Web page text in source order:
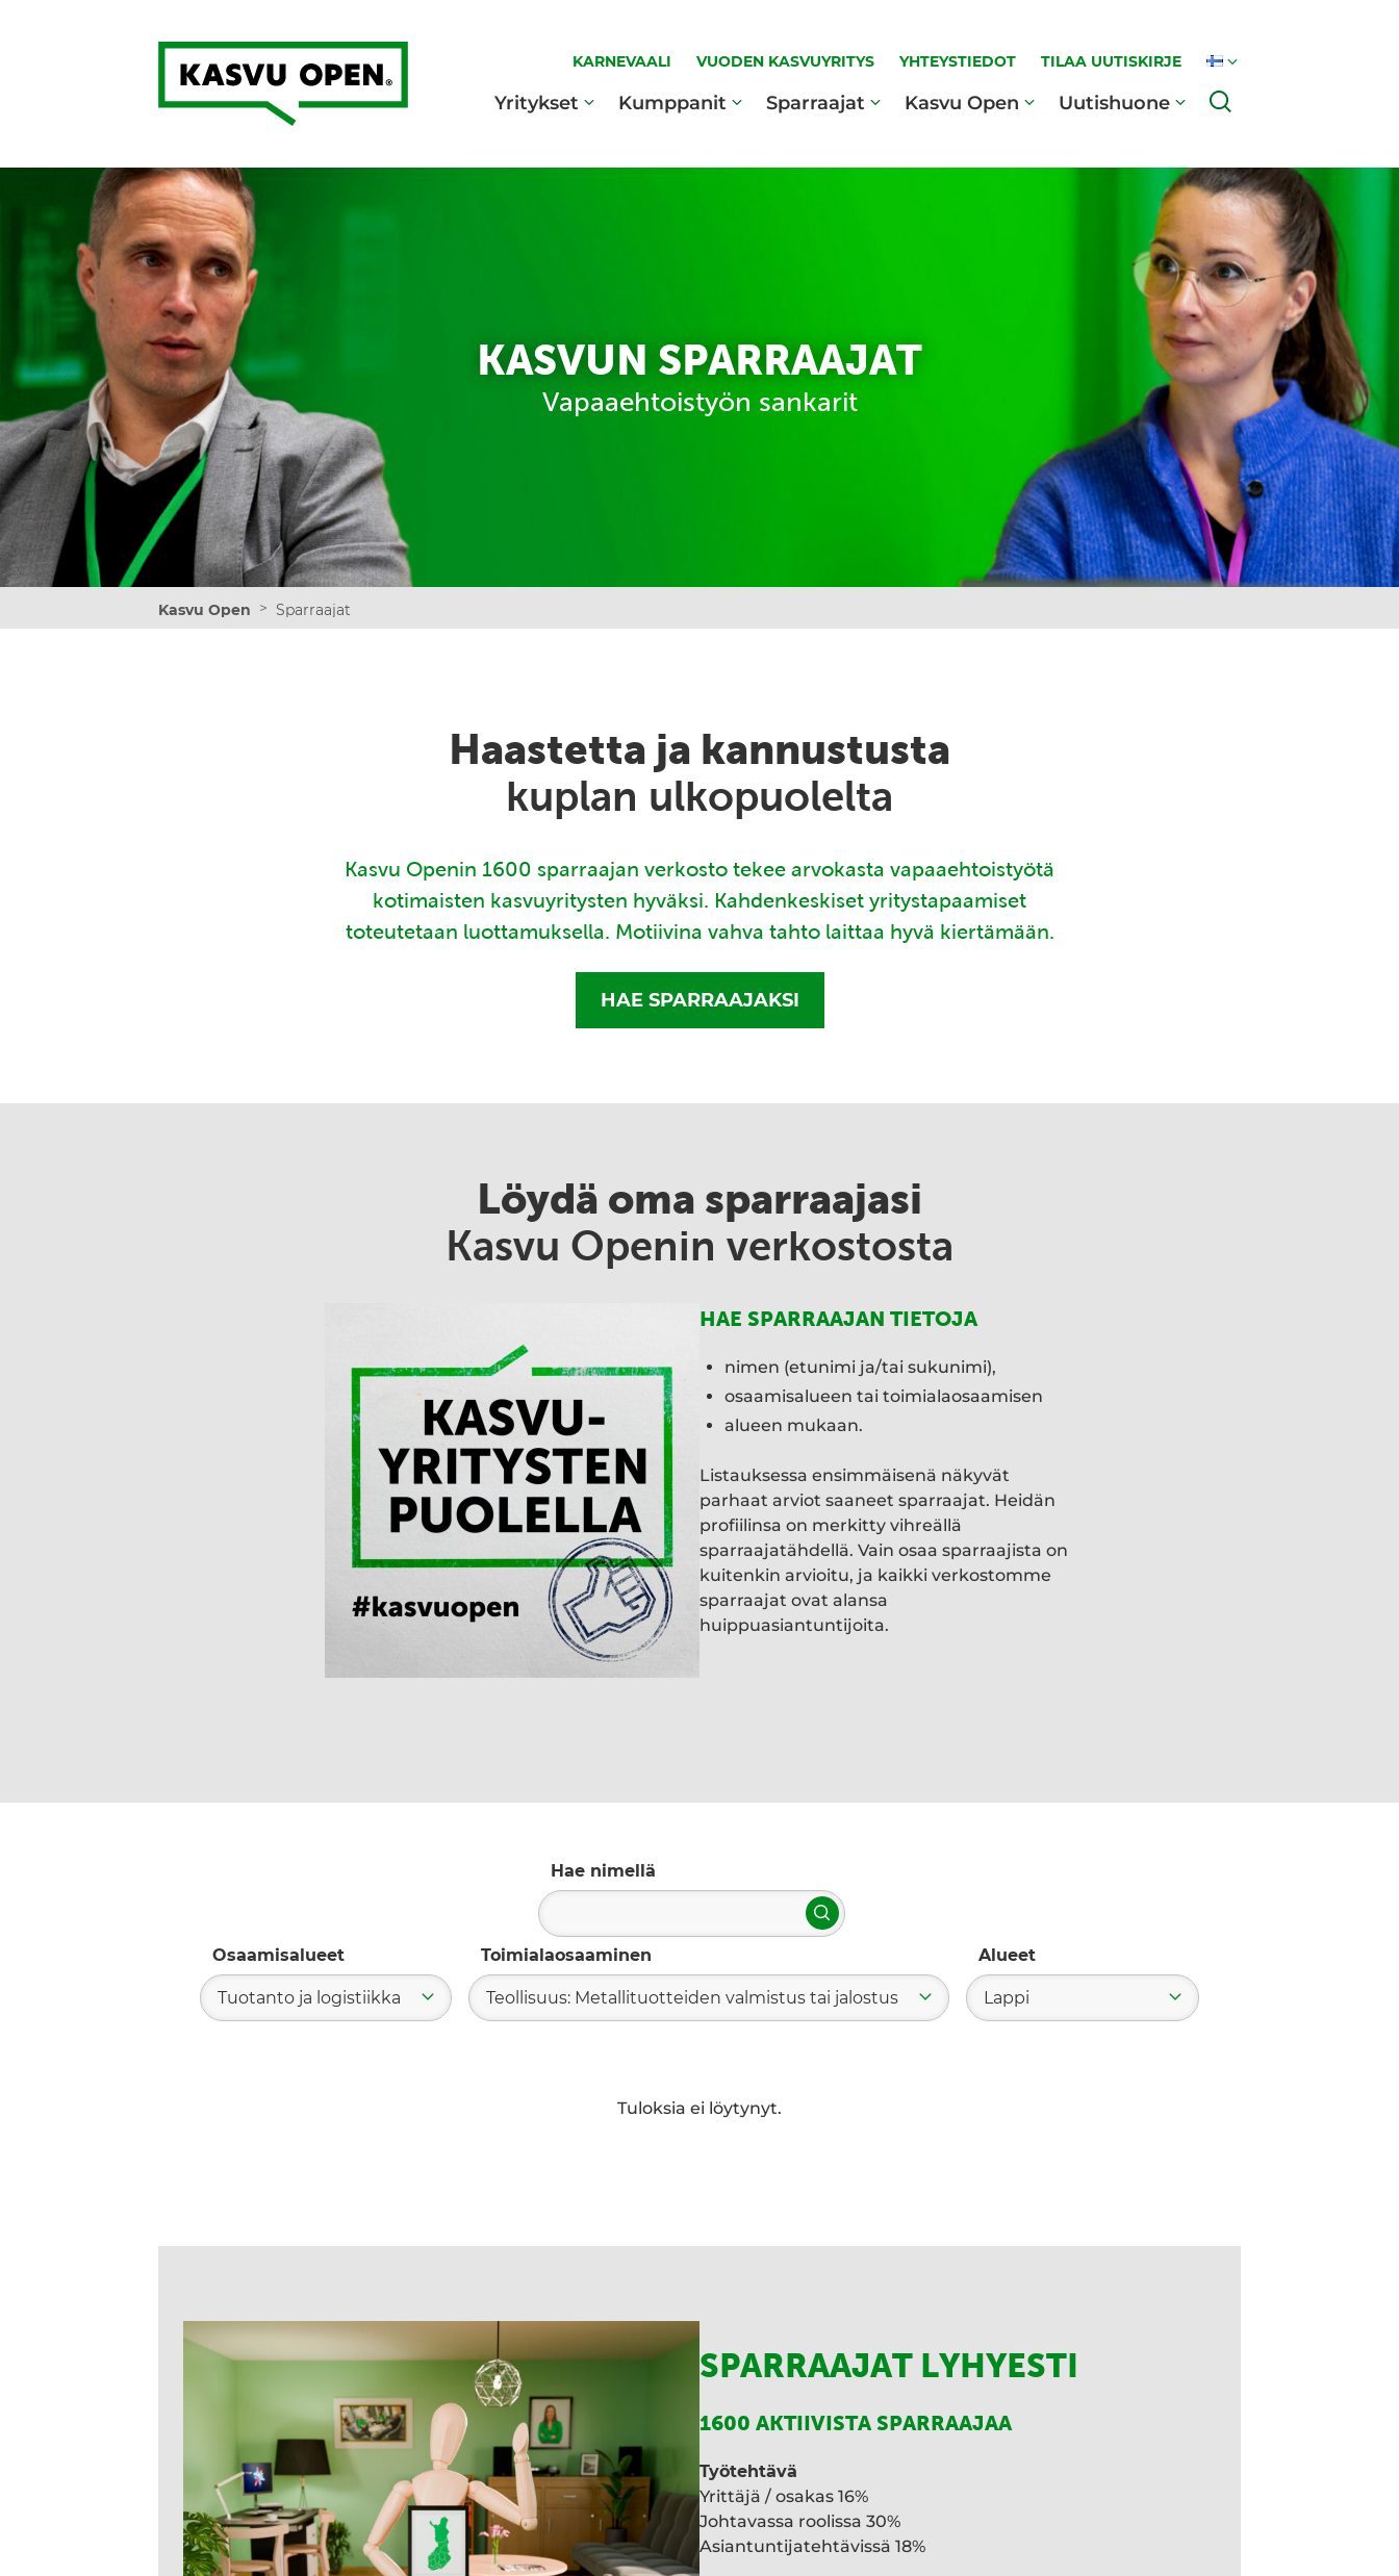
Kasvu Open
KARNEVAALI VUODEN KASVUYRITYS YHTEYSTIEDOT TILAA UUTISKIRJE
Yritykset Kumppanit Sparraajat Kasvu Open Uutishuone
KASVUN SPARRAAJAT
Vapaaehtoistyön sankarit
Kasvu Open > Sparraajat
Haastetta ja kannustusta
kuplan ulkopuolelta
Kasvu Openin 1600 sparraajan verkosto tekee arvokasta vapaaehtoistyötä
kotimaisten kasvuyritysten hyväksi. Kahdenkeskiset yritystapaamiset
toteutetaan luottamuksella. Motiivina vahva tahto laittaa hyvä kiertämään.
HAE SPARRAAJAKSI
Löydä oma sparraajasi
Kasvu Openin verkostosta
HAE SPARRAAJAN TIETOJA
nimen (etunimi ja/tai sukunimi),
osaamisalueen tai toimialaosaamisen
alueen mukaan.
Listauksessa ensimmäisenä näkyvät
parhaat arviot saaneet sparraajat. Heidän
profiilinsa on merkitty vihreällä
sparraajatähdellä. Vain osaa sparraajista on
kuitenkin arvioitu, ja kaikki verkostomme
sparraajat ovat alansa
huippuasiantuntijoita.
Hae nimellä
Hae
Osaamisalueet
Tuotanto ja logistiikka
Toimialaosaaminen
Teollisuus: Metallituotteiden valmistus tai jalostus
Alueet
Lappi
Tuloksia ei löytynyt.
SPARRAAJAT LYHYESTI
1600 AKTIIVISTA SPARRAAJAA
Työtehtävä
Yrittäjä / osakas 16%
Johtavassa roolissa 30%
Asiantuntijatehtävissä 18%